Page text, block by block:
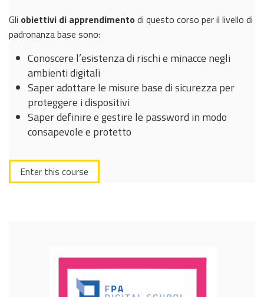
Gli obiettivi di apprendimento di questo corso per il livello di
padronanza base sono:
Conoscere l’esistenza di rischi e minacce negli
ambienti digitali
Saper adottare le misure base di sicurezza per
proteggere i dispositivi
Saper definire e gestire le password in modo
consapevole e protetto
Enter this course